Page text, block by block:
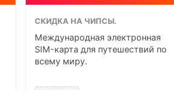
СКИДКА НА ЧИПСЫ.
Международная электронная
SIM-карта для путешествий по
всему миру.